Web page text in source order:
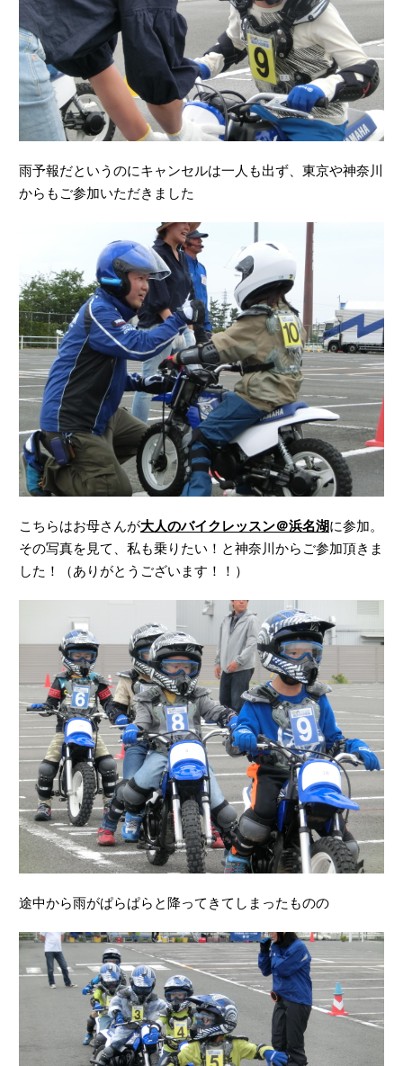
雨予報だというのにキャンセルは一人も出ず、東京や神奈川
からもご参加いただきました
こちらはお母さんが大人のバイクレッスン＠浜名湖に参加。
その写真を見て、私も乗りたい！と神奈川からご参加頂きま
した！（ありがとうございます！！）
途中から雨がぱらぱらと降ってきてしまったものの